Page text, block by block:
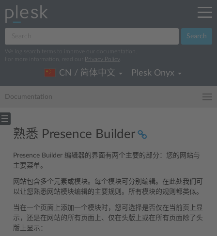
Search
We log search terms to improve our documentation.
For more information, read our
Privacy Policy
CN / 简体中文 Plesk Onyx
Documentation
熟悉 Presence Builder
Presence Builder 编辑器的界面有两个主要的部分：您的网站与
主要菜单。
网站包含多个元素或模块。每个模块可分别编辑。在此处我们可
以让您熟悉网站模块编辑的主要规则。所有模块的规则都类似。
当在一个页面上添加一个模块时，您可选择是否仅在当前页上显
示，还是在网站的所有页面上、仅在头版上或在所有页面除了头
版上显示：